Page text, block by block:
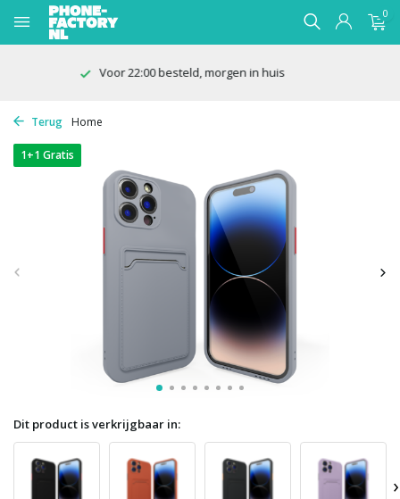
0
100 dagen bedenktijd
Terug Home
1+1 Gratis
Dit product is verkrijgbaar in:
›